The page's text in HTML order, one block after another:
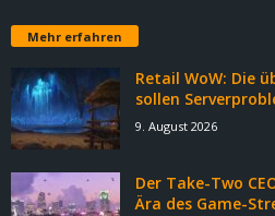
Mehr erfahren
Retail WoW: Die
sollen
9. August 2026
Der Take-Two
Ära des Game-